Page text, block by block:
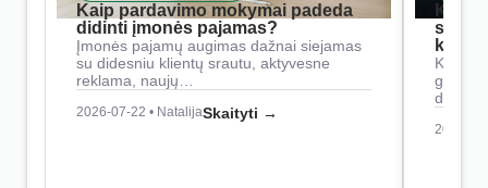
Kaip pardavimo mokymai padeda
didinti įmonės pajamas?
Įmonės pajamų augimas dažnai siejamas
su didesniu klientų srautu, aktyvesne
reklama, naujų…
2026-07-22 • NatalijaSkaityti →
Kaip
2026-